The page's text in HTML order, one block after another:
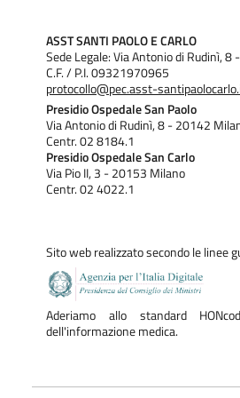
prelevato per agoaspirazione (“rapid
questa attività viene erogata
l’esecuzione del prelievo al fine di
campioni “inadeguati”. La
al completamento diagnostico è
Medica in stretta collaborazione con
Patologica e comprende analisi di
PCR, elettroforesi capillare per
fluorescenti microsatelliti/QF-PCR,
FISH, Real Time PCR. Gli esami
materiale non fissato o fissato, a
ASST SANTI PAOLO E CARLO
Sede Legale: Via Antonio di Rudinì,
C.F. / P.I. 09321970965
protocollo@pec.asst-
Presidio Ospedale San Paolo
Via Antonio di Rudinì, 8 - 20142
Centr. 02 8184.1
Presidio Ospedale San Carlo
Via Pio II, 3 - 20153 Milano
Centr. 02 4022.1
Sito web realizzato secondo le linee
Aderiamo allo standard
dell'informazione medica.